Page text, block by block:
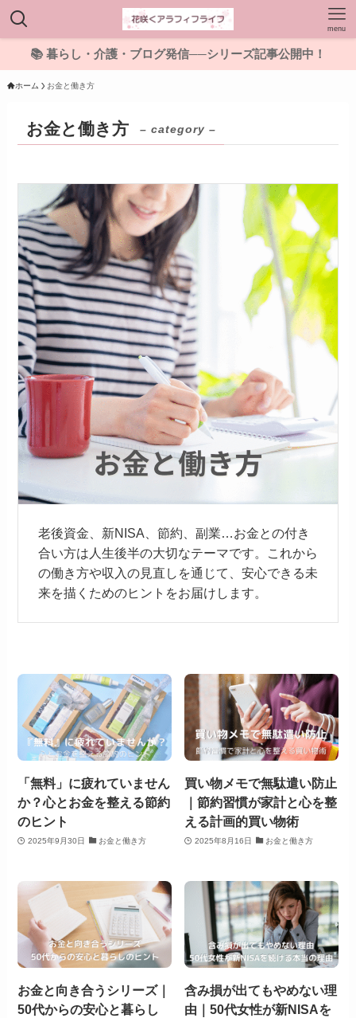
menu
📚 暮らし・介護・ブログ発信──シリーズ記事公開中！
ホーム お金と働き方
お金と働き方 – category –
老後資金、新NISA、節約、副業…お金との付き
合い方は人生後半の大切なテーマです。これから
の働き方や収入の見直しを通じて、安心できる未
来を描くためのヒントをお届けします。
「無料」に疲れていません
か？心とお金を整える節約
のヒント
2025年9月30日 お金と働き方
買い物メモで無駄遣い防止
｜節約習慣が家計と心を整
える計画的買い物術
2025年8月16日 お金と働き方
お金と向き合うシリーズ｜
50代からの安心と暮らし
含み損が出てもやめない理
由｜50代女性が新NISAを